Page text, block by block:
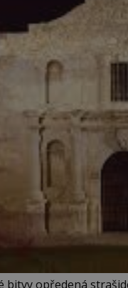
bitvy opředená